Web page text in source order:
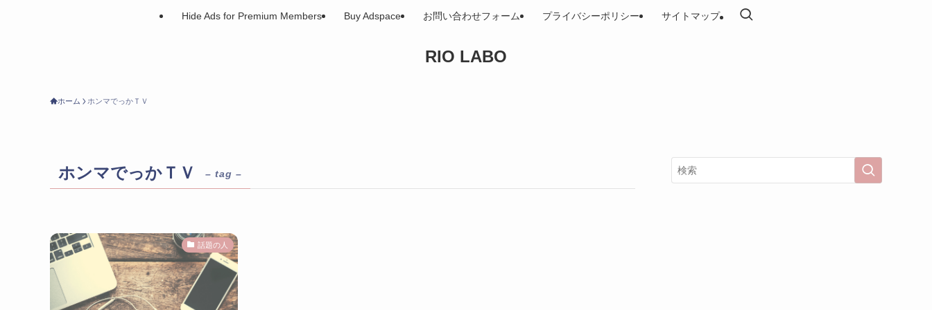
RIO LABO
Hide Ads for Premium Members Buy Adspace お問い合わせフォーム プライバシーポリシー サイトマップ
ホーム ホンマでっかＴＶ
ホンマでっかＴＶ – tag –
話題の人